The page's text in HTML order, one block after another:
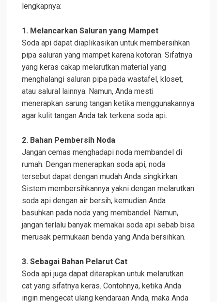
lengkapnya:
1. Melancarkan Saluran yang Mampet
Soda api dapat diaplikasikan untuk membersihkan
pipa saluran yang mampet karena kotoran. Sifatnya
yang keras cakap melarutkan material yang
menghalangi saluran pipa pada wastafel, kloset,
atau salural lainnya. Namun, Anda mesti
menerapkan sarung tangan ketika menggunakannya
agar kulit tangan Anda tak terkena soda api.
2. Bahan Pembersih Noda
Jangan cemas menghadapi noda membandel di
rumah. Dengan menerapkan soda api, noda
tersebut dapat dengan mudah Anda singkirkan.
Sistem membersihkannya yakni dengan melarutkan
soda api dengan air bersih, kemudian Anda
basuhkan pada noda yang membandel. Namun,
jangan terlalu banyak memakai soda api sebab bisa
merusak permukaan benda yang Anda bersihkan.
3. Sebagai Bahan Pelarut Cat
Soda api juga dapat diterapkan untuk melarutkan
cat yang sifatnya keras. Contohnya, ketika Anda
ingin mengecat ulang kendaraan Anda, maka Anda